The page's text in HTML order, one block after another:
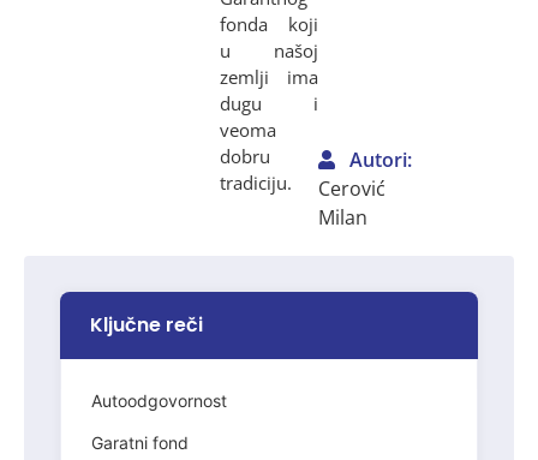
fonda koji
u našoj
zemlji ima
dugu i
veoma
dobru
tradiciju.
Autori:
Cerović
Milan
Ključne reči
Autoodgovornost
Garatni fond